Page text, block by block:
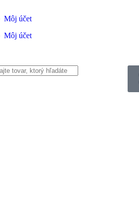
Môj účet
Môj účet